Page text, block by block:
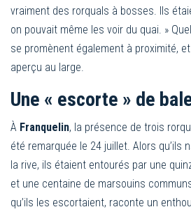
vraiment des rorquals à bosses. Ils
on pouvait même les voir du quai. »
se promènent également à proximité,
aperçu au large.
Une « escorte » de
À Franquelin, la présence de trois
été remarquée le 24 juillet. Alors qu’ils
la rive, ils étaient entourés par une
et une centaine de marsouins
qu’ils les escortaient, raconte un